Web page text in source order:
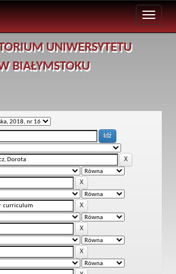
UNIWERSYTETU
BIAŁYMSTOKU